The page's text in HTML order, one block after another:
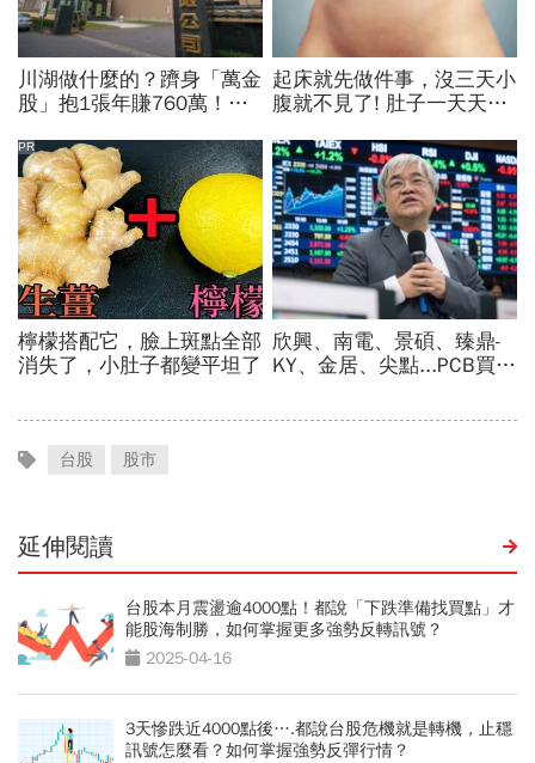
台股 股市
延伸閱讀
台股本月震盪逾4000點！都說「下跌準備找買點」才
能股海制勝，如何掌握更多強勢反轉訊號？
2025-04-16
3天慘跌近4000點後….都說台股危機就是轉機，止穩
訊號怎麼看？如何掌握強勢反彈行情？